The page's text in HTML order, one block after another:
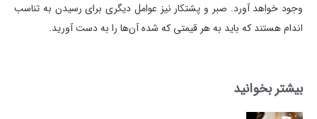
وجود خواهد آورد. صبر و پشتکار نیز عوامل دیگری برای رسیدن به تناسب
اندام هستند که باید به هر قیمتی که شده آن‌ها را به دست آورید.
بیشتر بخوانید